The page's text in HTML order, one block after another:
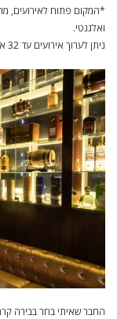
*המקום פתוח לאירועים,
ואלגנטי.
ניתן לערוך אירועים עד 32 איש בחדר VIP
החבר שאיתי בחר בבירה